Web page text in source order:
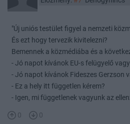
"Új uniós testület figyel a nemzeti
És ezt hogy tervezik kivitelezni?
Bemennek a közmédiába és a
- Jó napot kívánok EU-s felügyelő
- Jó napot kívánok Fideszes Gerzson
- Ez a hely itt független kérem?
- Igen, mi függetlenek vagyunk az
0 0